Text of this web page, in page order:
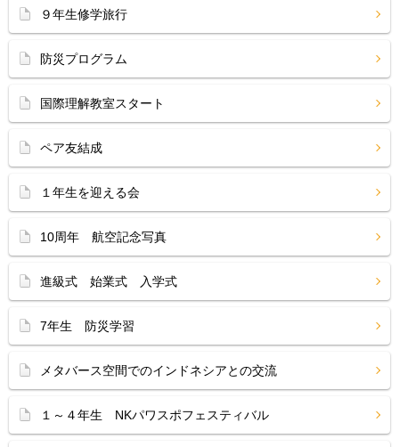
９年生修学旅行
防災プログラム
国際理解教室スタート
ペア友結成
１年生を迎える会
10周年 航空記念写真
進級式 始業式 入学式
7年生 防災学習
メタバース空間でのインドネシアとの交流
１～４年生 NKパワスポフェスティバル